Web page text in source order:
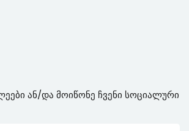
ან/და მოიწონე ჩვენი სოციალური